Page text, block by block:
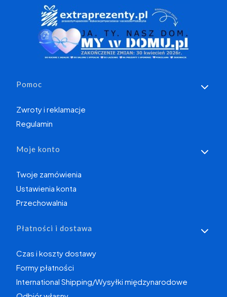
Linki w stopce
Pomoc
Zwroty i reklamacje
Regulamin
Moje konto
Twoje zamówienia
Ustawienia konta
Przechowalnia
Płatności i dostawa
Czas i koszty dostawy
Formy płatności
International Shipping/Wysyłki międzynarodowe